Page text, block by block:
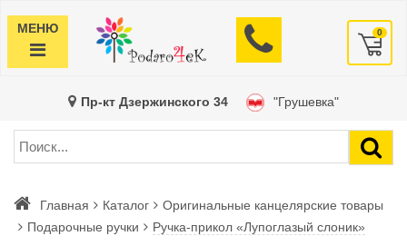
МЕНЮ 0
Пр-кт Дзержинского 34 "Грушевка"
Главная Каталог
Оригинальные канцелярские товары
Подарочные ручки
Ручка-прикол «Лупоглазый слоник»